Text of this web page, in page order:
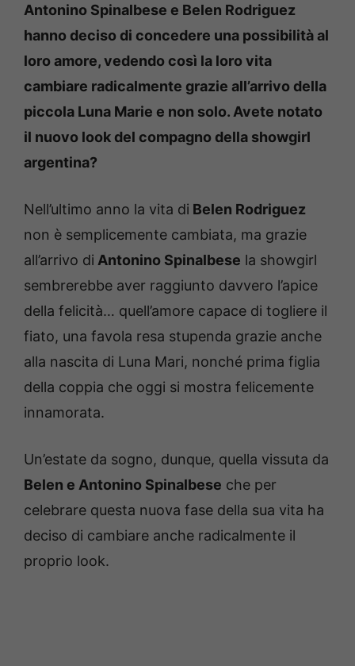
Antonino Spinalbese e Belen Rodriguez
hanno deciso di concedere una possibilità al
loro amore, vedendo così la loro vita
cambiare radicalmente grazie all’arrivo della
piccola Luna Marie e non solo. Avete notato
il nuovo look del compagno della showgirl
argentina?
Nell’ultimo anno la vita di Belen Rodriguez
non è semplicemente cambiata, ma grazie
all’arrivo di Antonino Spinalbese la showgirl
sembrerebbe aver raggiunto davvero l’apice
della felicità… quell’amore capace di togliere il
fiato, una favola resa stupenda grazie anche
alla nascita di Luna Mari, nonché prima figlia
della coppia che oggi si mostra felicemente
innamorata.
Un’estate da sogno, dunque, quella vissuta da
Belen e Antonino Spinalbese che per
celebrare questa nuova fase della sua vita ha
deciso di cambiare anche radicalmente il
proprio look.